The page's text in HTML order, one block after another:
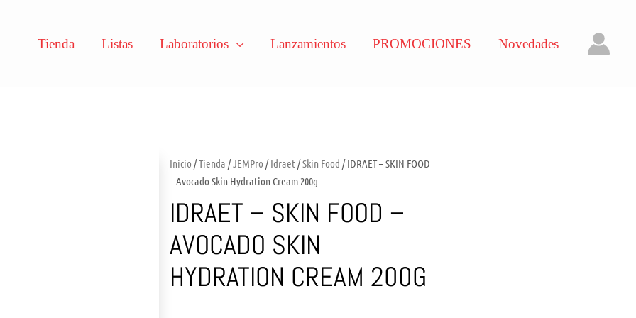
Tienda Listas Laboratorios Lanzamientos PROMOCIONES Novedades
Inicio /Tienda /JEMPro /Idraet/Skin Food / IDRAET – SKIN FOOD
– Avocado Skin Hydration Cream 200g
IDRAET – SKIN FOOD –
AVOCADO SKIN
HYDRATION CREAM 200G